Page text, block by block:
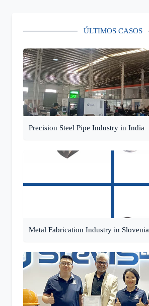
ÚLTIMOS CASOS
Precision Steel Pipe Industry in India
Metal Fabrication Industry in Slovenia